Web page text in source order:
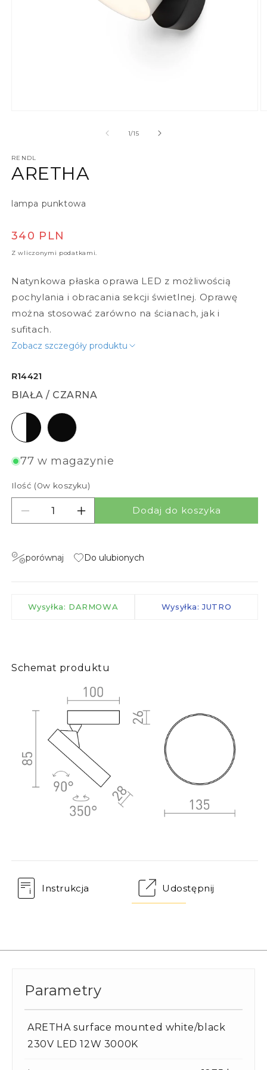
1/z
15
RENDL
ARETHA
lampa punktowa
Cena regularna
340 PLN
Z wliczonymi podatkami.
Natynkowa płaska oprawa LED z możliwością
pochylania i obracania sekcji świetlnej. Oprawę
można stosować zarówno na ścianach, jak i
sufitach.
Zobacz szczegóły produktu
R14421
BIAŁA / CZARNA
biała / czarna
czarna
77 w magazynie
Ilość (0w koszyku)
Zmniejsz ilość dla ARETHA
Zwiększ ilość dla ARETHA
Dodaj do koszyka
porównaj Do ulubionych
Wysyłka: DARMOWA Wysyłka: JUTRO
Schemat produktu
Instrukcja Udostępnij
Parametry
ARETHA surface mounted white/black
230V LED 12W 3000K